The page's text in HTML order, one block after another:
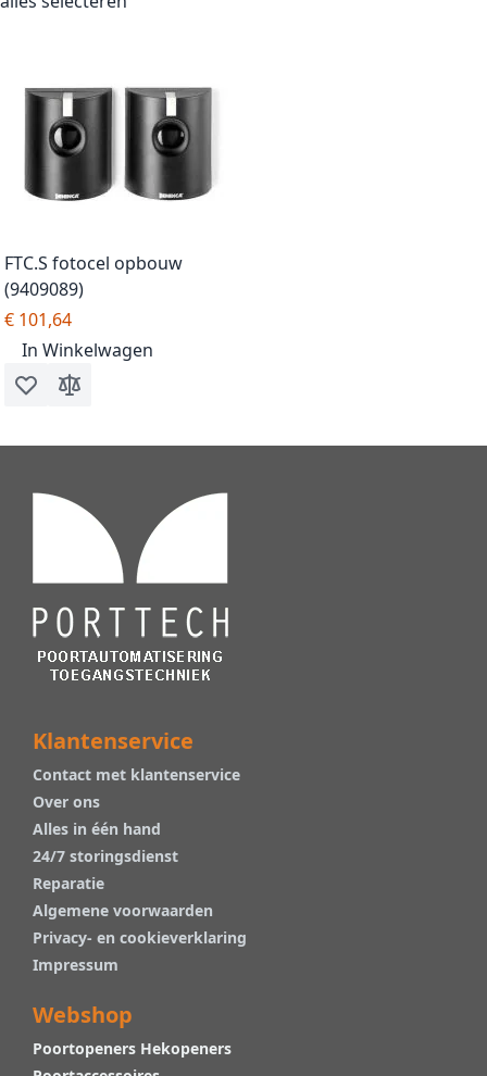
FTC.S fotocel opbouw
(9409089)
€ 101,64
In Winkelwagen
Voeg toe aan verlanglijst
Toevoegen om te vergelijken
Klantenservice
Contact met klantenservice
Over ons
Alles in één hand
24/7 storingsdienst
Reparatie
Algemene voorwaarden
Privacy- en cookieverklaring
Impressum
Webshop
Poortopeners Hekopeners